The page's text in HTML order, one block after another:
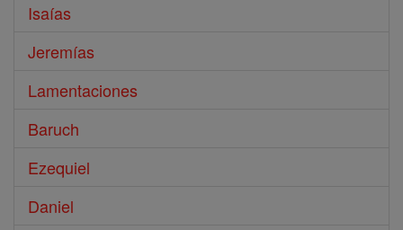
Isaías
Jeremías
Lamentaciones
Baruch
Ezequiel
Daniel